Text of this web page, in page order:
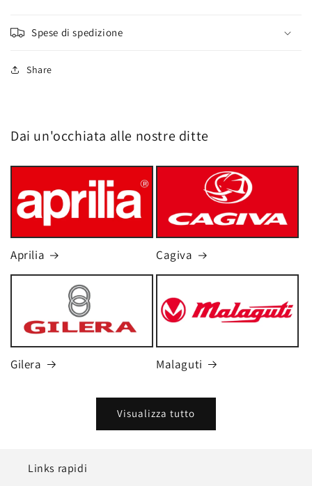
Spese di spedizione
Share
Dai un'occhiata alle nostre ditte
Aprilia Cagiva
Gilera Malaguti
Visualizza tutto
Links rapidi